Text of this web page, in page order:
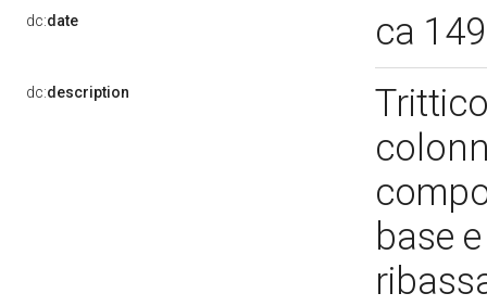
dc:date ca
dc:description
base